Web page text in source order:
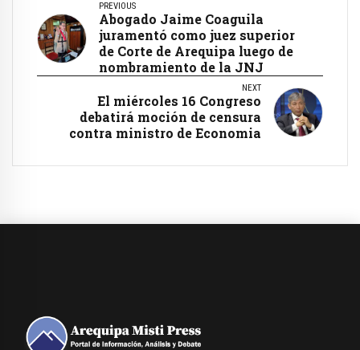
PREVIOUS
Abogado Jaime Coaguila
juramentó como juez superior
de Corte de Arequipa luego de
nombramiento de la JNJ
NEXT
El miércoles 16 Congreso
debatirá moción de censura
contra ministro de Economia